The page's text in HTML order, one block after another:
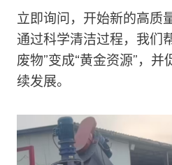
立即询问，开始新的高质
通过科学清洁过程，我们
废物”变成“黄金资源”，
续发展。